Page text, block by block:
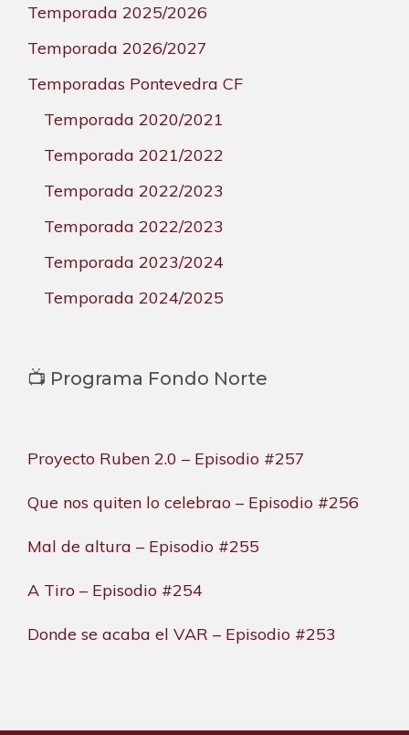
Temporada 2025/2026
Temporada 2026/2027
Temporadas Pontevedra CF
Temporada 2020/2021
Temporada 2021/2022
Temporada 2022/2023
Temporada 2022/2023
Temporada 2023/2024
Temporada 2024/2025
📺 Programa Fondo Norte
Proyecto Ruben 2.0 – Episodio #257
Que nos quiten lo celebrao – Episodio #256
Mal de altura – Episodio #255
A Tiro – Episodio #254
Donde se acaba el VAR – Episodio #253